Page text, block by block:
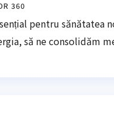
360
pentru sănătatea
să ne consolidăm